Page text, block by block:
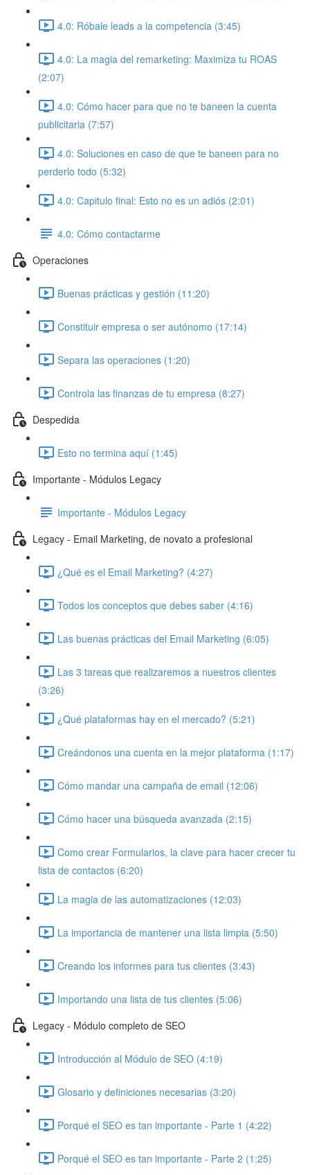
4.0: Róbale leads a la competencia (3:45)
4.0: La magia del remarketing: Maximiza tu ROAS
(2:07)
4.0: Cómo hacer para que no te baneen la cuenta
publicitaria (7:57)
4.0: Soluciones en caso de que te baneen para no
perderlo todo (5:32)
4.0: Capitulo final: Esto no es un adiós (2:01)
4.0: Cómo contactarme
Operaciones
Buenas prácticas y gestión (11:20)
Constituir empresa o ser autónomo (17:14)
Separa las operaciones (1:20)
Controla las finanzas de tu empresa (8:27)
Despedida
Esto no termina aquí (1:45)
Importante - Módulos Legacy
Importante - Módulos Legacy
Legacy - Email Marketing, de novato a profesional
¿Qué es el Email Marketing? (4:27)
Todos los conceptos que debes saber (4:16)
Las buenas prácticas del Email Marketing (6:05)
Las 3 tareas que realizaremos a nuestros clientes
(3:26)
¿Qué plataformas hay en el mercado? (5:21)
Creándonos una cuenta en la mejor plataforma (1:17)
Cómo mandar una campaña de email (12:06)
Cómo hacer una búsqueda avanzada (2:15)
Como crear Formularios, la clave para hacer crecer tu
lista de contactos (6:20)
La magia de las automatizaciones (12:03)
La importancia de mantener una lista limpia (5:50)
Creando los informes para tus clientes (3:43)
Importando una lista de tus clientes (5:06)
Legacy - Módulo completo de SEO
Introducción al Módulo de SEO (4:19)
Glosario y definiciones necesarias (3:20)
Porqué el SEO es tan importante - Parte 1 (4:22)
Porqué el SEO es tan importante - Parte 2 (1:25)